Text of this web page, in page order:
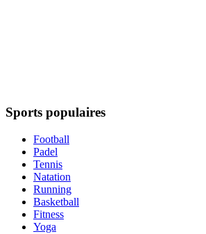
Sports populaires
Football
Padel
Tennis
Natation
Running
Basketball
Fitness
Yoga